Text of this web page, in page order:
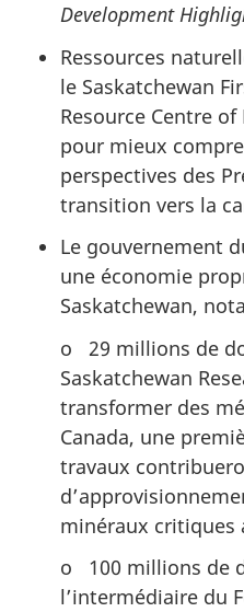
Development
Ressources
le Saskatchewan
Resource Centre
pour mieux
perspectives des
transition vers la
Le gouvernement
une économie
Saskatchewan,
o 29 millions de
Saskatchewan
transformer des
Canada, une
travaux
minéraux critiques
o 100 millions de
l’intermédiaire du